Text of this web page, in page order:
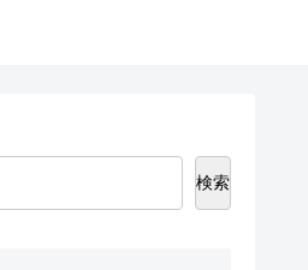
検索